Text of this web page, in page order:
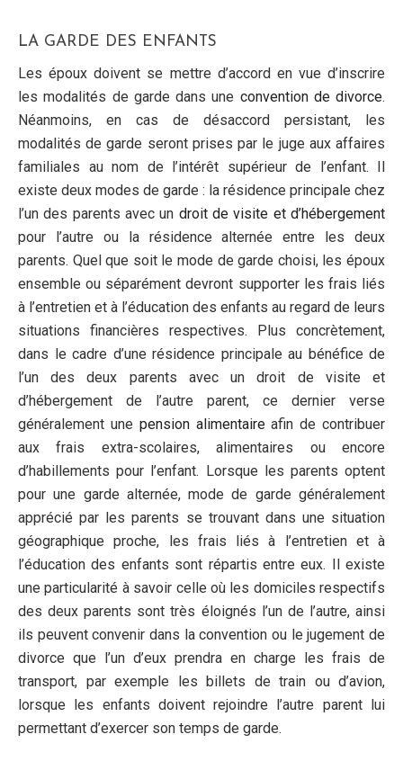
LA GARDE DES ENFANTS
Les époux doivent se mettre d’accord en vue d’inscrire
les modalités de garde dans une convention de divorce.
Néanmoins, en cas de désaccord persistant, les
modalités de garde seront prises par le juge aux affaires
familiales au nom de l’intérêt supérieur de l’enfant. Il
existe deux modes de garde : la résidence principale chez
l’un des parents avec un droit de visite et d’hébergement
pour l’autre ou la résidence alternée entre les deux
parents. Quel que soit le mode de garde choisi, les époux
ensemble ou séparément devront supporter les frais liés
à l’entretien et à l’éducation des enfants au regard de leurs
situations financières respectives. Plus concrètement,
dans le cadre d’une résidence principale au bénéfice de
l’un des deux parents avec un droit de visite et
d’hébergement de l’autre parent, ce dernier verse
généralement une pension alimentaireafin de contribuer
aux frais extra-scolaires, alimentaires ou encore
d’habillements pour l’enfant. Lorsque les parents optent
pour une garde alternée, mode de garde généralement
apprécié par les parents se trouvant dans une situation
géographique proche, les frais liés à l’entretien et à
l’éducation des enfants sont répartis entre eux. Il existe
une particularité à savoir celle où les domiciles respectifs
des deux parents sont très éloignés l’un de l’autre, ainsi
ils peuvent convenir dans la convention ou le jugement de
divorce que l’un d’eux prendra en charge les frais de
transport, par exemple les billets de train ou d’avion,
lorsque les enfants doivent rejoindre l’autre parent lui
permettant d’exercer son temps de garde.